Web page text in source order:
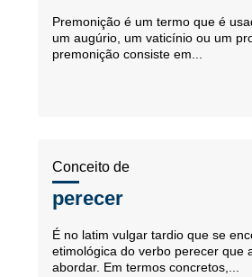
Premonição é um termo que é
um augúrio, um vaticínio ou um
premonição consiste em...
Conceito de
perecer
É no latim vulgar tardio que se
etimológica do verbo perecer que
abordar. Em termos concretos,...